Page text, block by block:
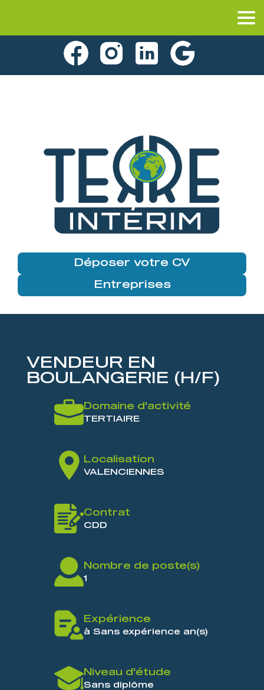
Déposer votre CV
Entreprises
VENDEUR EN
BOULANGERIE (H/F)
Domaine d'activité
TERTIAIRE
Localisation
VALENCIENNES
Contrat
CDD
Nombre de poste(s)
1
Expérience
à Sans expérience an(s)
Niveau d'étude
Sans diplôme